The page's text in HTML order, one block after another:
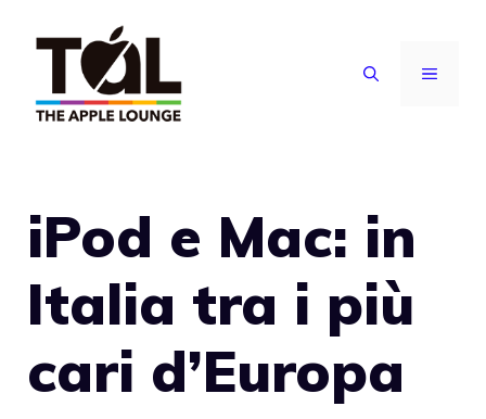
contenuto
MENU
iPod e Mac: in
Italia tra i più
cari d’Europa